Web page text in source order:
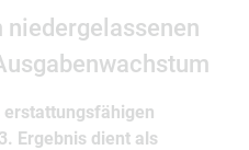
niedergelassenen
erstattungsfähigen
Ergebnis dient als